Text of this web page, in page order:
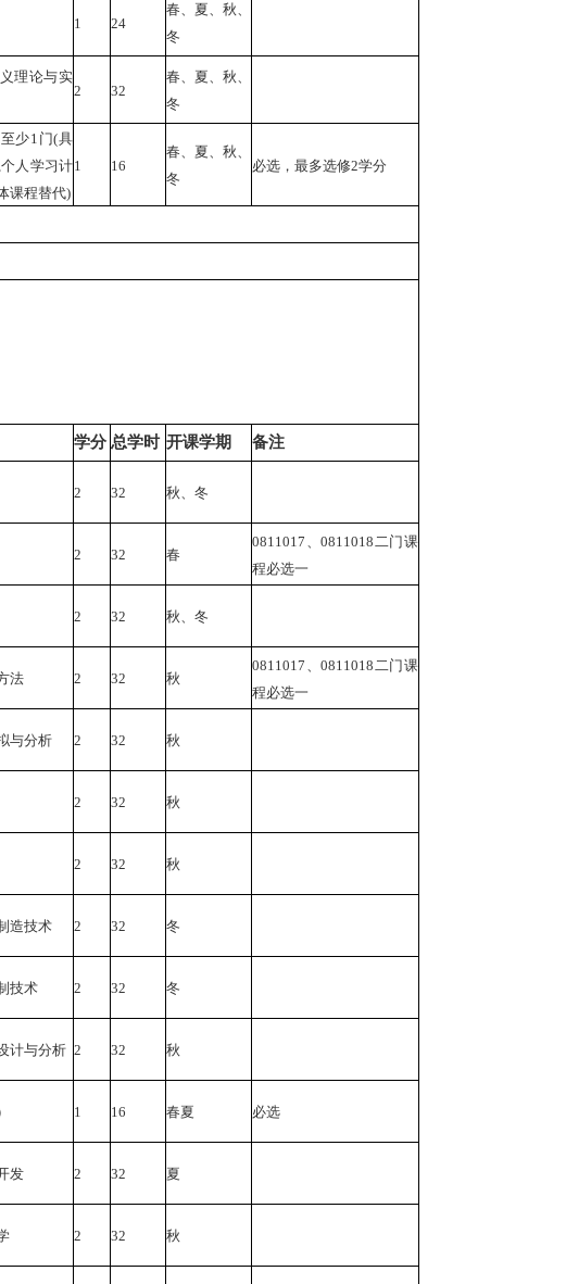
1 24
春、夏、秋、
冬
理论与实
2 32
春、夏、秋、
冬
少1门(具
人学习计
课程替代)
1 16
春、夏、秋、
冬
必选，最多选修2学分
学分 总学时 开课学期 备注
2 32 秋、冬
2 32 春
0811017、0811018二门课
程必选一
2 32 秋、冬
法 2 32 秋
0811017、0811018二门课
程必选一
与分析 2 32 秋
2 32 秋
2 32 秋
造技术 2 32 冬
技术 2 32 冬
计与分析 2 32 秋
1 16 春夏 必选
发 2 32 夏
2 32 秋